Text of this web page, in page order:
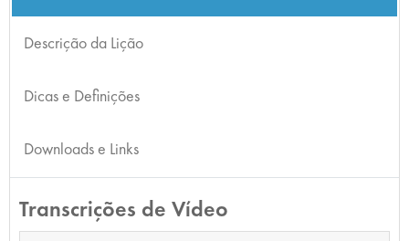
Descrição da Lição
Dicas e Definições
Downloads e Links
Transcrições de Vídeo